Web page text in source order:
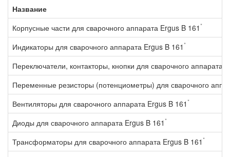
Название
Корпусные части для сварочного аппарата Ergus B 161 *
Индикаторы для сварочного аппарата Ergus B 161 *
Переключатели, контакторы, кнопки для сварочного аппарата
Переменные резисторы (потенциометры) для сварочного
Вентиляторы для сварочного аппарата Ergus B 161 *
Диоды для сварочного аппарата Ergus B 161 *
Трансформаторы для сварочного аппарата Ergus B 161 *